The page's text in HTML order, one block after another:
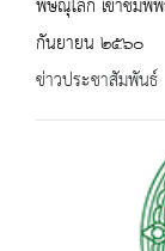
พิษณุโลก เข้าชม
กันยายน ๒๕๖๐
ข่าวประชาสัมพันธ์